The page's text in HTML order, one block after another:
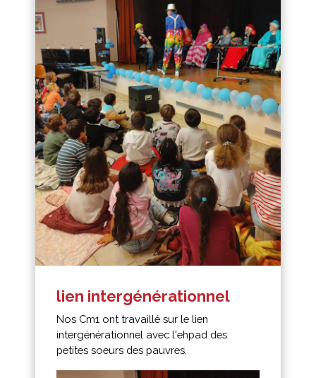
lien intergénérationnel
Nos Cm1 ont travaillé sur le lien
intergénérationnel avec l'ehpad des
petites soeurs des pauvres.